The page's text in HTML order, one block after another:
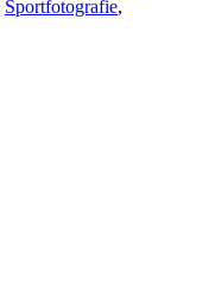
Sportfotografie,